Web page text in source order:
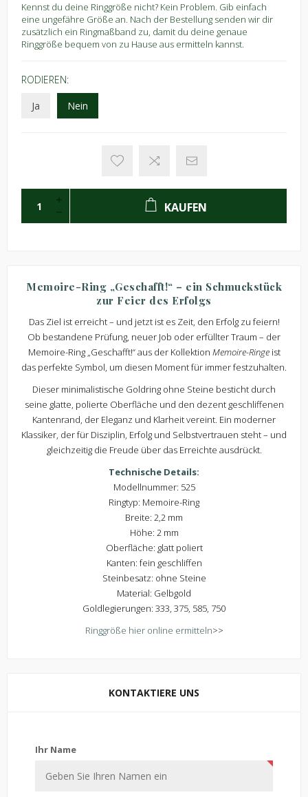
Kennst du deine Ringgröße nicht? Kein Problem. Gib einfach
eine ungefähre Größe an. Nach der Bestellung senden wir dir
zusätzlich ein Ringmaßband zu, damit du deine genaue
Ringgröße bequem von zu Hause aus ermitteln kannst.
RODIEREN:
Ja
Nein
KAUFEN
Memoire-Ring „Geschafft!“ – ein Schmuckstück
zur Feier des Erfolgs
Das Ziel ist erreicht – und jetzt ist es Zeit, den Erfolg zu feiern!
Ob bestandene Prüfung, neuer Job oder erfüllter Traum – der
Memoire-Ring „Geschafft!“ aus der Kollektion Memoire-Ringeist
das perfekte Symbol, um diesen Moment für immer festzuhalten.
Dieser minimalistische Goldring ohne Steine besticht durch
seine glatte, polierte Oberfläche und den dezent geschliffenen
Kantenrand, der Eleganz und Klarheit vereint. Ein moderner
Klassiker, der für Disziplin, Erfolg und Selbstvertrauen steht – und
gleichzeitig die Freude über das Erreichte ausdrückt.
Technische Details:
Modellnummer: 525
Ringtyp: Memoire-Ring
Breite: 2,2 mm
Höhe: 2 mm
Oberfläche: glatt poliert
Kanten: fein geschliffen
Steinbesatz: ohne Steine
Material: Gelbgold
Goldlegierungen: 333, 375, 585, 750
Ringgröße hier online ermitteln>>
KONTAKTIERE UNS
Ihr Name